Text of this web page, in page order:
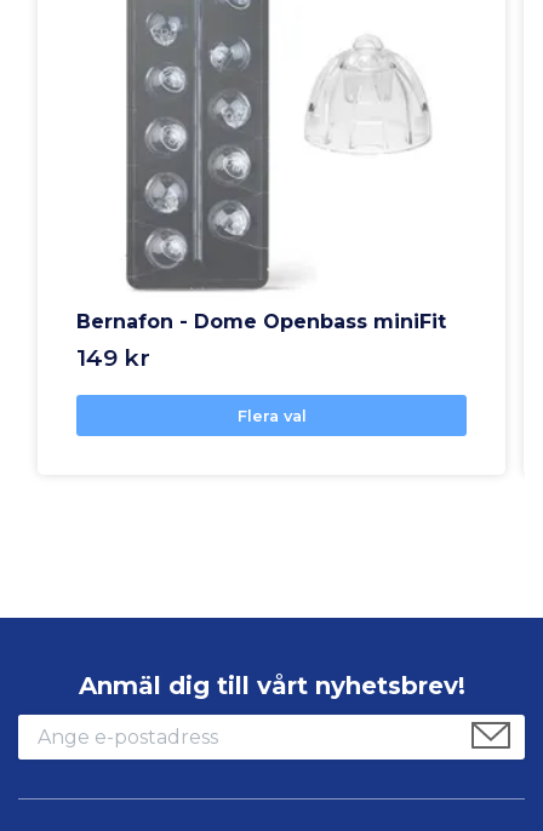
Bernafon - Dome Openbass miniFit
149 kr
Flera val
Anmäl dig till vårt nyhetsbrev!